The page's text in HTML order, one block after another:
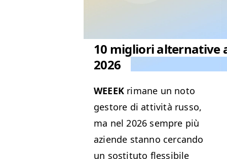
10 migliori alternative a
2026
WEEEK rimane un noto
gestore di attiv­ità rus­so,
ma nel 2026 sem­pre più
aziende stan­no cer­can­do
un sos­ti­tu­to flessibile